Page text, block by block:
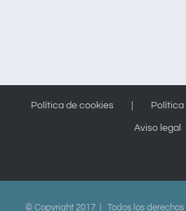
Política de cookies Política
Aviso legal
© Copyright 2017 | Todos los